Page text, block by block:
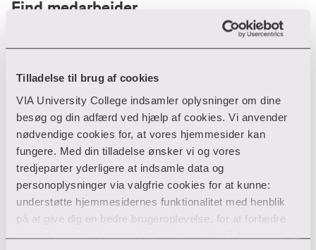
Tilladelse til brug af cookies
VIA University College indsamler oplysninger om dine
besøg og din adfærd ved hjælp af cookies. Vi anvender
nødvendige cookies for, at vores hjemmesider kan
fungere. Med din tilladelse ønsker vi og vores
tredjeparter yderligere at indsamle data og
personoplysninger via valgfrie cookies for at kunne:
understøtte hjemmesidernes funktionalitet med henblik
på at give dig en bedre brugeroplevelse, for at forbedre
vores hjemmesider og udarbejde statistik på baggrund af
Find medarbejder
Filter
Ryd filtre
Din søgning gav desværre ikke noget resultat
Giv ikke op endnu!